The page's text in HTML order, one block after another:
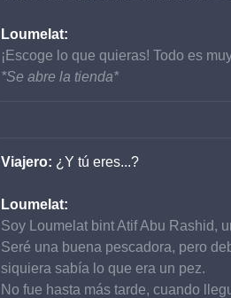
Loumelat:
¡Escoge lo que quieras! Todo es
*Se abre la tienda*
Viajero: ¿Y tú eres...?
Loumelat:
Soy Loumelat bint Atif Abu Rashid,
Seré una buena pescadora, pero
siquiera sabía lo que era un pez.
No fue hasta más tarde, cuando